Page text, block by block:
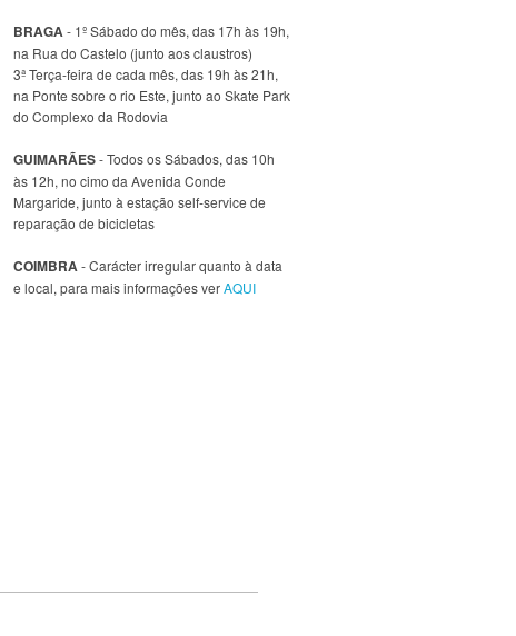
BRAGA- 1º Sábado do mês, das 17h às 19h,
na Rua do Castelo (junto aos claustros)
3ª Terça-feira de cada mês, das 19h às 21h,
na Ponte sobre o rio Este, junto ao Skate Park
do Complexo da Rodovia
GUIMARÃES- Todos os Sábados, das 10h
às 12h, no cimo da Avenida Conde
Margaride, junto à estação self-service de
reparação de bicicletas
COIMBRA- Carácter irregular quanto à data
e local, para mais informações verAQUI